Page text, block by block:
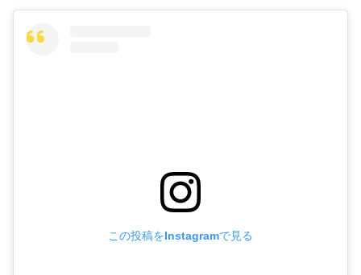
この投稿をInstagramで見る